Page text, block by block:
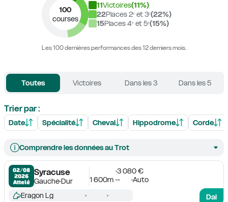
100
courses
11Victoires(11%)
22Places 2ᵉ et 3ᵉ(22%)
15Places 4ᵉ et 5ᵉ(15%)
Les 100 dernières performances des 12 derniers mois.
Toutes Victoires Dans les 3 Dans les 5
Trier par :
Date Spécialité Cheval Hippodrome Corde
Comprendre les données au Trot
02/08
2026
Attelé
Syracuse
GaucheDur
3 080 €
1 600m -
Auto
Dai
Eragon Lg